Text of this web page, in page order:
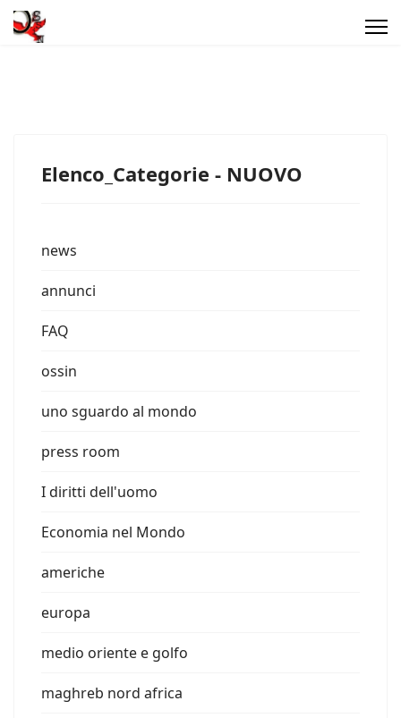
Elenco_Categorie - NUOVO
news
annunci
FAQ
ossin
uno sguardo al mondo
press room
I diritti dell'uomo
Economia nel Mondo
americhe
europa
medio oriente e golfo
maghreb nord africa